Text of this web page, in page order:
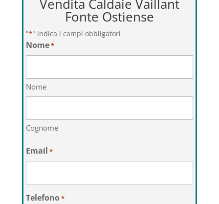
Vendita Caldaie Vaillant
Fonte Ostiense
"*" indica i campi obbligatori
Nome*
Nome
Cognome
Email *
Telefono*